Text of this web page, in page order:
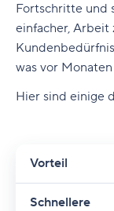
Fortschritte und
einfacher, Arbeit
was vor
Hier sind einige
Vorteil
Schnellere